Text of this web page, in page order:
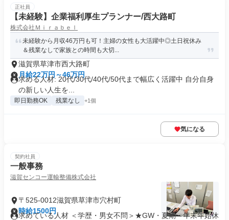
正社員
【未経験】企業福利厚生プランナー/西大路町
株式会社Ｍｉｒａｂｅｌ
未経験から月収46万円も可！主婦の女性も大活躍中◎土日祝休み
＆残業なしで家族との時間も大切...
滋賀県草津市西大路町
月給22万円～46万円
求める人材: 20代/30代/40代/50代まで幅広く活躍中 自分自身
の新しい人生を...
即日勤務OK 残業なし +1個
気になる
契約社員
一般事務
滋賀センコー運輸整備株式会社
〒525-0012滋賀県草津市穴村町
時給1500円
求めている人材 ＜学歴・男女不問＞★GW・夏期・年末年始休